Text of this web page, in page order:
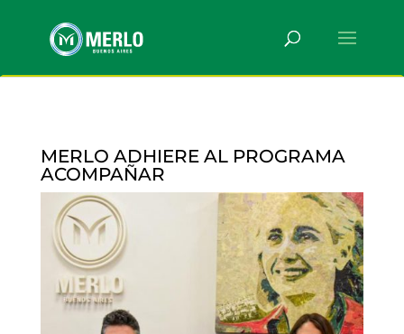
MERLO ADHIERE AL PROGRAMA
ACOMPAÑAR